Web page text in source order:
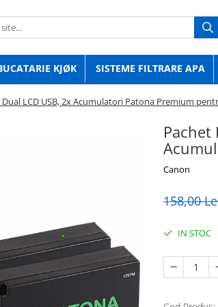
KJØK SISTEME FILTRARE APA
LCD USB, 2x Acumulatori Patona Premium
Pachet
Canon
158,00
IN STOC